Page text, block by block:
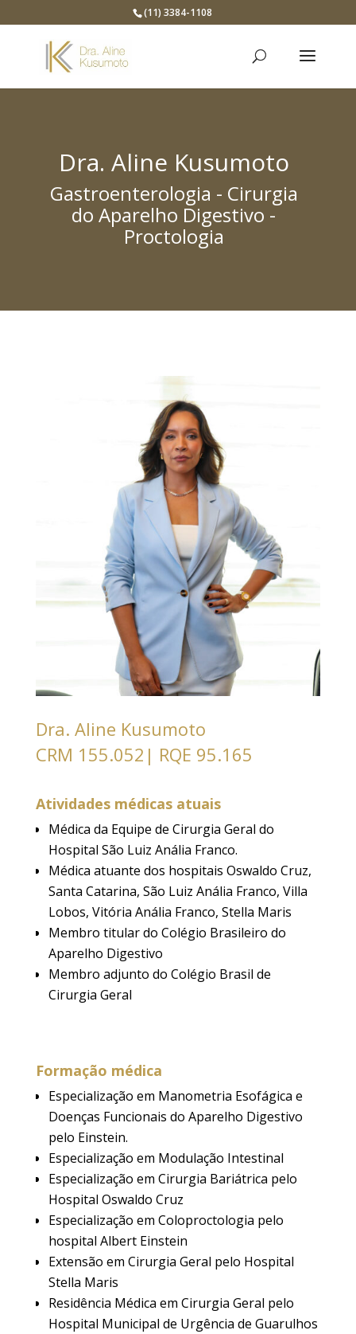
(11) 3384-1108
Dra. Aline Kusumoto
Gastroenterologia - Cirurgia
do Aparelho Digestivo -
Proctologia
Dra. Aline Kusumoto
CRM 155.052| RQE 95.165
Atividades médicas atuais
Médica da Equipe de Cirurgia Geral do
Hospital São Luiz Anália Franco.
Médica atuante dos hospitais Oswaldo Cruz,
Santa Catarina, São Luiz Anália Franco, Villa
Lobos, Vitória Anália Franco, Stella Maris
Membro titular do Colégio Brasileiro do
Aparelho Digestivo
Membro adjunto do Colégio Brasil de
Cirurgia Geral
Formação médica
Especialização em Manometria Esofágica e
Doenças Funcionais do Aparelho Digestivo
pelo Einstein.
Especialização em Modulação Intestinal
Especialização em Cirurgia Bariátrica pelo
Hospital Oswaldo Cruz
Especialização em Coloproctologia pelo
hospital Albert Einstein
Extensão em Cirurgia Geral pelo Hospital
Stella Maris
Residência Médica em Cirurgia Geral pelo
Hospital Municipal de Urgência de Guarulhos